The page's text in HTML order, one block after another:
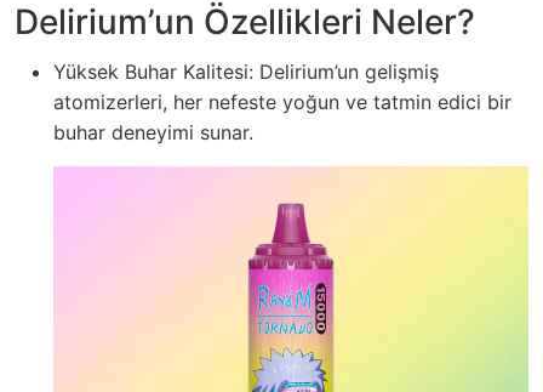
Delirium’un Özellikleri Neler?
Yüksek Buhar Kalitesi: Delirium’un gelişmiş
atomizerleri, her nefeste yoğun ve tatmin edici bir
buhar deneyimi sunar.